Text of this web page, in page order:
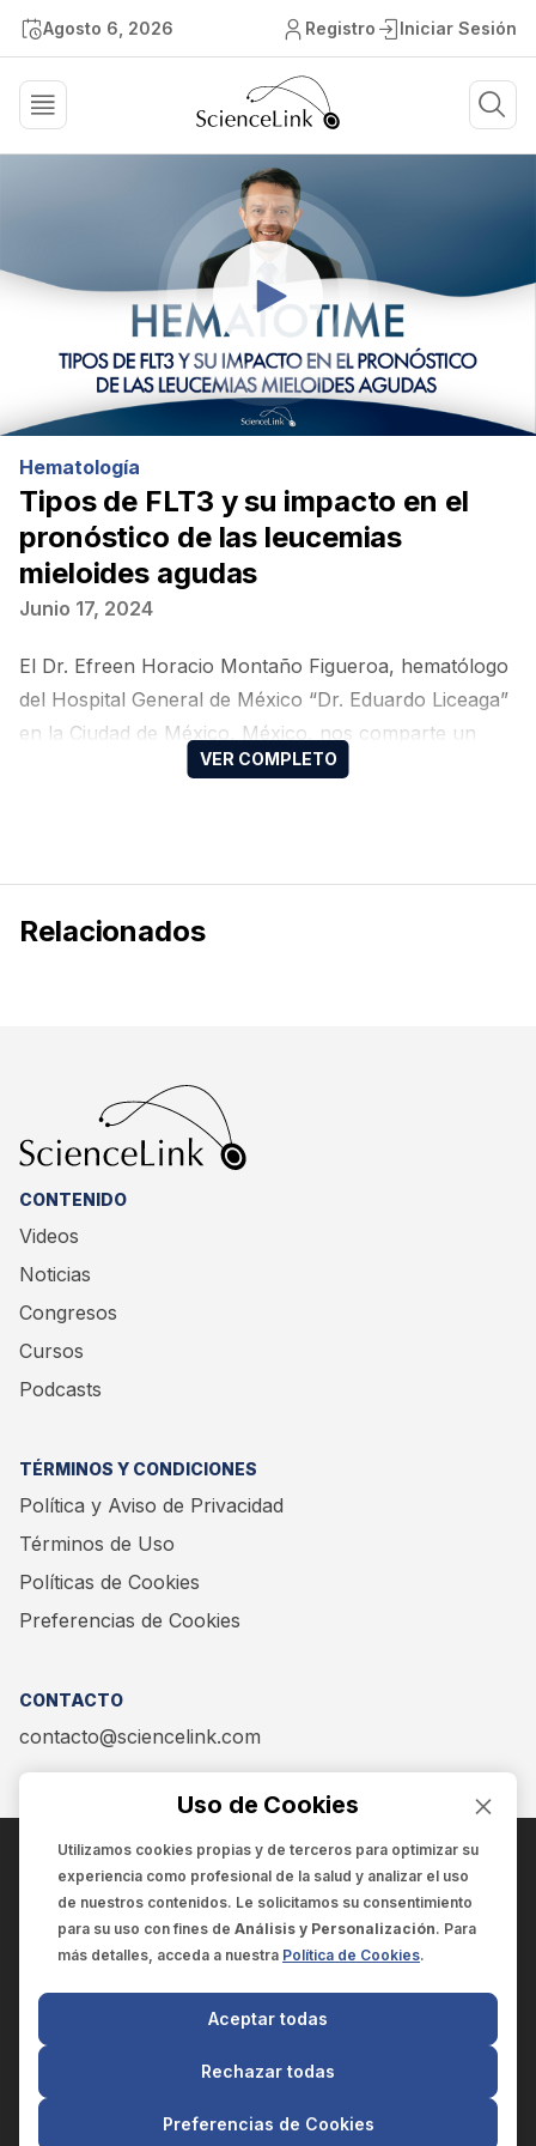
Agosto 6, 2026 Registro Iniciar Sesión
Hematología
Tipos de FLT3 y su impacto en el
pronóstico de las leucemias
mieloides agudas
Junio 17, 2024
El Dr. Efreen Horacio Montaño Figueroa, hematólogo
del Hospital General de México “Dr. Eduardo Liceaga”
en la Ciudad de México, México, nos comparte un
análisis sobre los tipos de FLT3 y su relevancia en el
Relacionados
CONTENIDO
Videos
Noticias
Congresos
Cursos
Podcasts
TÉRMINOS Y CONDICIONES
Política y Aviso de Privacidad
Términos de Uso
Políticas de Cookies
Preferencias de Cookies
CONTACTO
contacto@sciencelink.com
ENCUÉNTRANOS EN:
SCIENCELINK
SCILINK COMUNICACIÓN CIENTÍFICA SC
El contenido y la información de este sitio web es exclusivo
para profesionales de la salud.
Uso de Cookies
Utilizamos cookies propias y de terceros para optimizar su
experiencia como profesional de la salud y analizar el uso
de nuestros contenidos. Le solicitamos su consentimiento
para su uso con fines de Análisis y Personalización. Para
más detalles, acceda a nuestra Política de Cookies.
Preferencias de Cookies
Rechazar todas
Aceptar todas